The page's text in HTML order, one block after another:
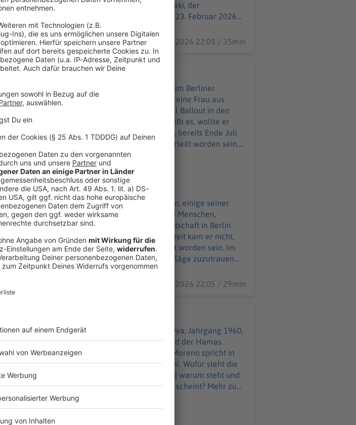
spricht Host Juan Moreno mit Marina Kormbaki, der
Diese Wiederholungsfolge ist ursprünglich am 23. Februar 2026
06.08.2026 22:05 / 35min
und was der IS heute ist
den IS verehrte und was der IS heute ist
mit einem Van gezielt in eine Menschenmenge im Berliner
gerade den Christopher Street Day. Er tötete eine Frau aus
manche von ihnen schwer. Im Mai 2025 soll Ballout in den
in Berlin mitteilte. Von dort, heißt es, wollte er
Staat« anzuschließen. Weit kam er nicht, bereits Ende Juli
festgenommen und zu drei Monaten Haft verurteilt worden sein.
Landeskriminalamt als Gefährder ein, als jemanden, dem
hatte der IS in Syrien kaum noch etwas gemein mit der
der IS heute? Warum ist er mittlerweile mehr eine Marke als eine
Moreno spricht mit SPIEGEL-Auslandsreporter Christoph Reuter,
Hintergründe zum Thema erhalten
Sie das
zur
Perspektiven. Informationen zu unserer Datenschutzerklärung.
in eine Menschenmenge im Berliner Tiergarten, einige seiner
eine Frau aus Polen und verletzte mehr als 30 Menschen,
gereist sein, wie die Generalstaatsanwaltschaft in Berlin
dem »Islamischen Staat« anzuschließen. Weit kam er nicht,
und zu drei Monaten Haft verurteilt worden sein. Im
als Gefährder ein, als jemanden, dem Anschläge zuzutrauen
mit der Terrormacht ein Jahrzehnt zuvor. Was ist der IS heute?
Terrororganisation? Host Juan Moreno spricht mit SPIEGEL-
finden Sie hier.
Registrieren Sie sich bei SPIEGEL Perspektiven. Informationen zu unserer Datenschutzerklärung.
30.07.2026 22:05 / 29min
die Hamas jetzt führt?
Mann, der die Hamas jetzt führt?
einen neuen Chef gewählt: Khalil al-Hayya, Jahrgang 1960,
Recht, seit der Gründung 1987 Mitglied der Hamas.
durch israelische Angriffe verloren. Host Juan Moreno spricht in
Thore Schröder über die Folgen dieser Wahl. Wofür steht die
Wer ist der Mann, der sie jetzt führt? Und warum steht und
der zurzeit kein Interesse an Gaza zu haben scheint? Mehr zum
Was will der neue Hamas-Chef Khalil al-Hayya? (S+) Die Mossad-
+++ Mehr Hintergründe zum Thema